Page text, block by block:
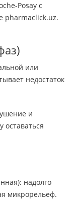
Posay с
pharmaclick.uz.
или
недостаток
и
оставаться
надолго
микрорельеф.